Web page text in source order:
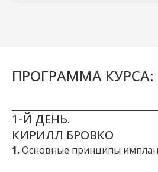
ПРОГРАММА КУРСА:
1-Й ДЕНЬ.
КИРИЛЛ БРОВКО
1.Основные принципы